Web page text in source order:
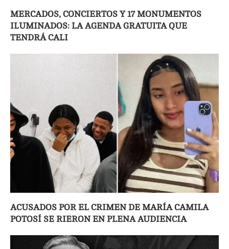
MERCADOS, CONCIERTOS Y 17 MONUMENTOS
ILUMINADOS: LA AGENDA GRATUITA QUE
TENDRÁ CALI
ACUSADOS POR EL CRIMEN DE MARÍA CAMILA
POTOSÍ SE RIERON EN PLENA AUDIENCIA